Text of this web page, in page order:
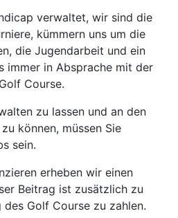
verwaltet, wir sind die
kümmern uns um die
die Jugendarbeit und ein
immer in Absprache mit der
Course.
zu lassen und an den
können, müssen Sie
sein.
erheben wir einen
Beitrag ist zusätzlich zu
Golf Course zu zahlen.